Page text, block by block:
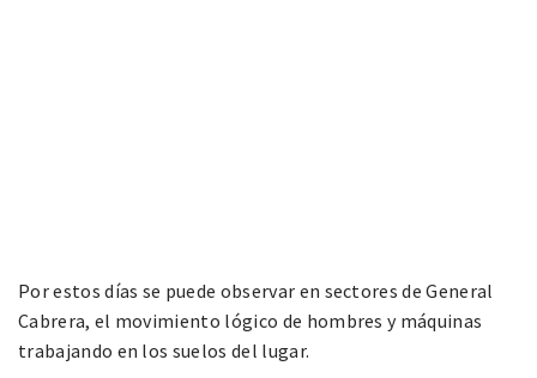
Por estos días se puede observar en sectores de General
Cabrera, el movimiento lógico de hombres y máquinas
trabajando en los suelos del lugar.